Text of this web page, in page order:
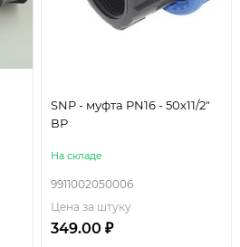
SNP - муфта PN16 - 50x11/2"
ВР
На складе
9911002050006
Цена за штуку
349.00 ₽